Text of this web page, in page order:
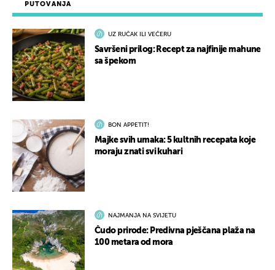
PUTOVANJA
UZ RUČAK ILI VEČERU
Savršeni prilog: Recept za najfinije mahune
sa špekom
BON APPETIT!
Majke svih umaka: 5 kultnih recepata koje
moraju znati svi kuhari
NAJMANJA NA SVIJETU
Čudo prirode: Predivna pješčana plaža na
100 metara od mora